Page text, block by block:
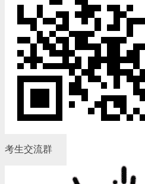
考生交流群